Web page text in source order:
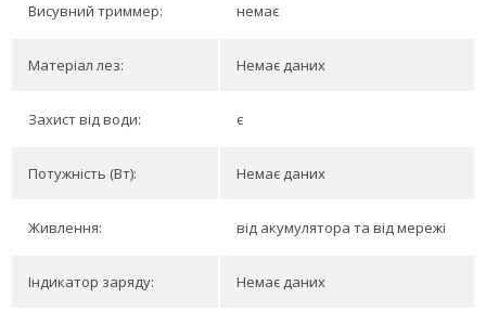
Висувний триммер: немає
Матеріал лез: Немає даних
Захист від води: є
Потужність (Вт): Немає даних
Живлення: від акумулятора та від мережі
Індикатор заряду: Немає даних